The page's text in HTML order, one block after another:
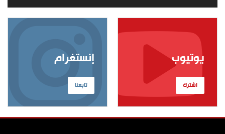
إنستغرام
تابعنا
يوتيوب
اشترك